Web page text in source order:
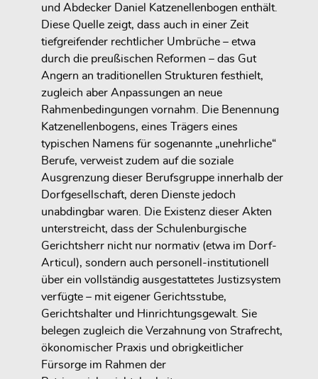
und Abdecker Daniel Katzenellenbogen enthält.
Diese Quelle zeigt, dass auch in einer Zeit
tiefgreifender rechtlicher Umbrüche – etwa
durch die preußischen Reformen – das Gut
Angern an traditionellen Strukturen festhielt,
zugleich aber Anpassungen an neue
Rahmenbedingungen vornahm. Die Benennung
Katzenellenbogens, eines Trägers eines
typischen Namens für sogenannte „unehrliche“
Berufe, verweist zudem auf die soziale
Ausgrenzung dieser Berufsgruppe innerhalb der
Dorfgesellschaft, deren Dienste jedoch
unabdingbar waren. Die Existenz dieser Akten
unterstreicht, dass der Schulenburgische
Gerichtsherr nicht nur normativ (etwa im Dorf-
Articul), sondern auch personell-institutionell
über ein vollständig ausgestattetes Justizsystem
verfügte – mit eigener Gerichtsstube,
Gerichtshalter und Hinrichtungsgewalt. Sie
belegen zugleich die Verzahnung von Strafrecht,
ökonomischer Praxis und obrigkeitlicher
Fürsorge im Rahmen der